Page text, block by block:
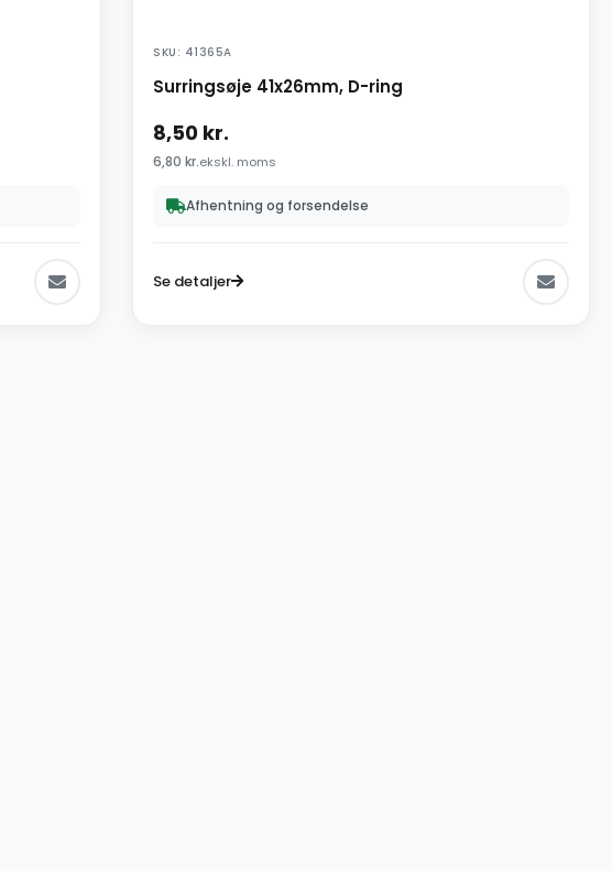
SKU: 41365A
Surringsøje 41x26mm, D-ring
8,50 kr.
6,80 kr.ekskl. moms
Afhentning og forsendelse
Se detaljer